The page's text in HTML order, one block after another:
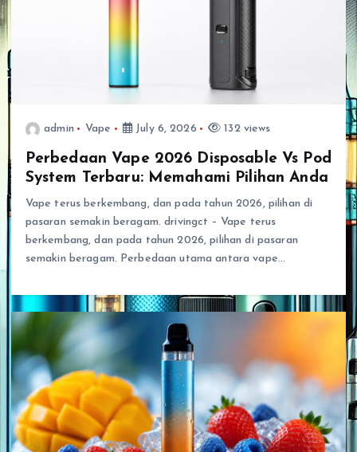
admin Vape July 6, 2026 132 views
Perbedaan Vape 2026 Disposable Vs Pod
System Terbaru: Memahami Pilihan Anda
Vape terus berkembang, dan pada tahun 2026, pilihan di
pasaran semakin beragam. drivingct – Vape terus
berkembang, dan pada tahun 2026, pilihan di pasaran
semakin beragam. Perbedaan utama antara vape…